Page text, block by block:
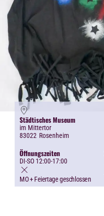
Städtisches Museum
im Mittertor
83022 Rosenheim
Öffnungszeiten
DI-SO 12:00-17:00
MO + Feiertage geschlossen